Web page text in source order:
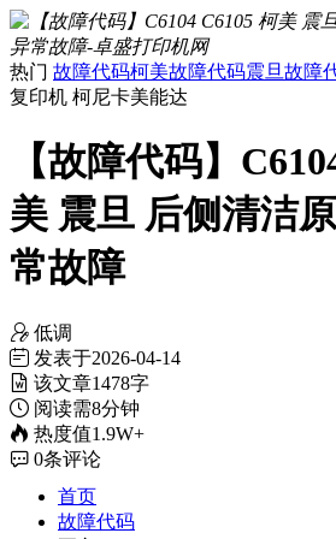
热门 故障代码柯美故障代码震旦故障
复印机 柯尼卡美能达
【故障代码】
美 震旦 后侧清洁
常故障
低调
发表于2026-04-14
该文章1478字
阅读需8分钟
热度值1.9W+
0条评论
首页
故障代码